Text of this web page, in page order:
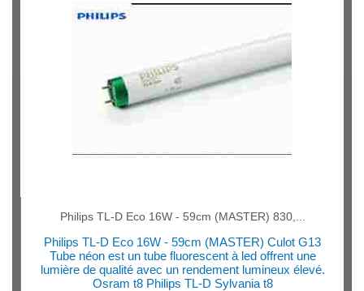
Philips TL-D Eco 16W - 59cm (MASTER) 830,...
Philips TL-D Eco 16W - 59cm (MASTER) Culot G13
Tube néon est un tube fluorescent à led offrent une
lumière de qualité avec un rendement lumineux élevé.
Osram t8 Philips TL-D Sylvania t8